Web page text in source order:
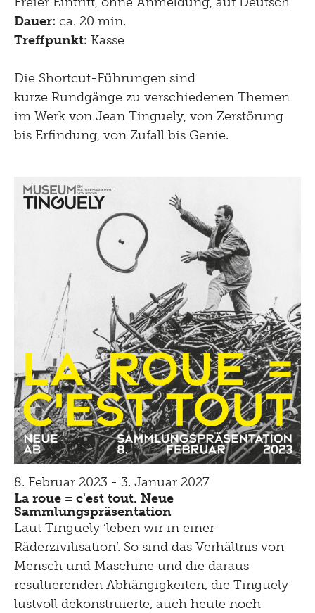
Dauer: ca. 20 min.
Treffpunkt: Kasse
Die Shortcut-Führungen sind
kurze Rundgänge zu verschiedenen Themen
im Werk von Jean Tinguely, von Zerstörung
bis Erfindung, von Zufall bis Genie.
8. Februar 2023 - 3. Januar 2027
La roue = c'est tout. Neue
Sammlungspräsentation
Laut Tinguely ‘leben wir in einer
Räderzivilisation’. So sind das Verhältnis von
Mensch und Maschine und die daraus
resultierenden Abhängigkeiten, die Tinguely
lustvoll dekonstruierte, auch heute noch